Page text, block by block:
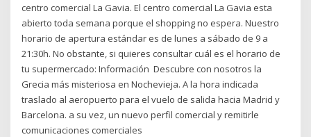
centro comercial La Gavia. El centro comercial La Gavia esta
abierto toda semana porque el shopping no espera. Nuestro
horario de apertura estándar es de lunes a sábado de 9 a
21:30h. No obstante, si quieres consultar cuál es el horario de
tu supermercado: Información Descubre con nosotros la
Grecia más misteriosa en Nochevieja. A la hora indicada
traslado al aeropuerto para el vuelo de salida hacia Madrid y
Barcelona. a su vez, un nuevo perfil comercial y remitirle
comunicaciones comerciales